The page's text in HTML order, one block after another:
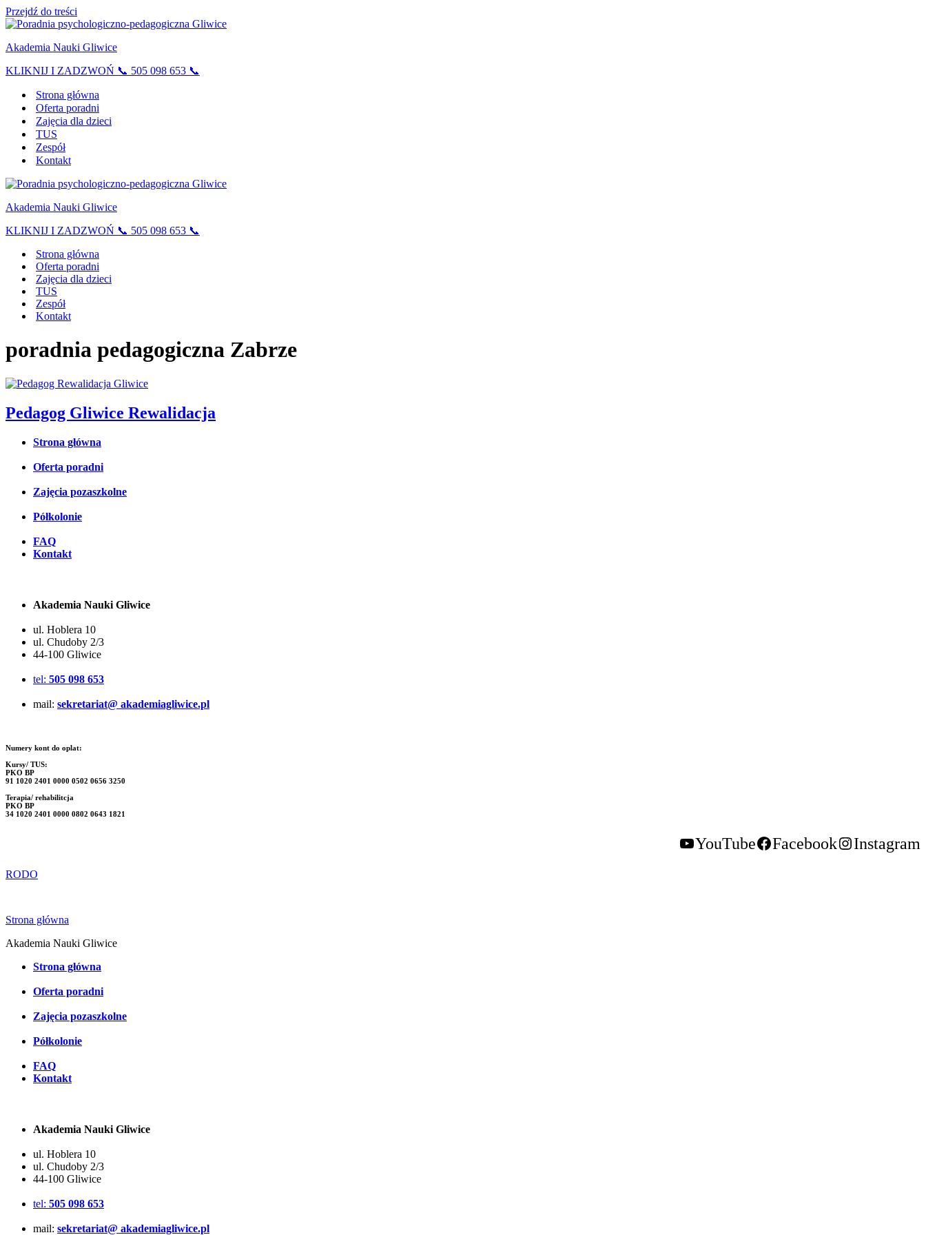
Przejdź do treści
Akademia Nauki Gliwice
KLIKNIJ I ZADZWOŃ 📞 505 098 653 📞
Strona główna
Oferta poradni
Zajęcia dla dzieci
TUS
Zespół
Kontakt
Akademia Nauki Gliwice
KLIKNIJ I ZADZWOŃ 📞 505 098 653 📞
Strona główna
Oferta poradni
Zajęcia dla dzieci
TUS
Zespół
Kontakt
poradnia pedagogiczna Zabrze
Pedagog Gliwice Rewalidacja
Strona główna
Oferta poradni
Zajęcia pozaszkolne
Półkolonie
FAQ
Kontakt
Akademia Nauki Gliwice
ul. Hoblera 10
ul. Chudoby 2/3
44-100 Gliwice
tel: 505 098 653
mail: sekretariat@ akademiagliwice.pl
Numery kont do oplat:
Kursy/ TUS:
PKO BP
91 1020 2401 0000 0502 0656 3250
Terapia/ rehabilitcja
PKO BP
34 1020 2401 0000 0802 0643 1821
YouTube Facebook Instagram
RODO
Strona główna
Akademia Nauki Gliwice
Strona główna
Oferta poradni
Zajęcia pozaszkolne
Półkolonie
FAQ
Kontakt
Akademia Nauki Gliwice
ul. Hoblera 10
ul. Chudoby 2/3
44-100 Gliwice
tel: 505 098 653
mail: sekretariat@ akademiagliwice.pl